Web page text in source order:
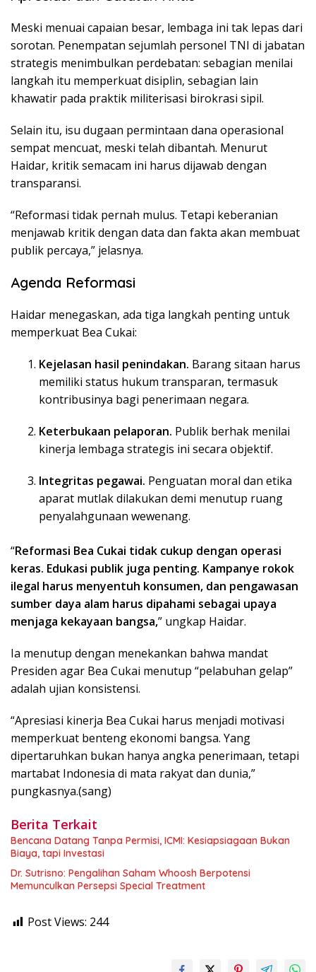
Meski menuai capaian besar, lembaga ini tak lepas dari
sorotan. Penempatan sejumlah personel TNI di jabatan
strategis menimbulkan perdebatan: sebagian menilai
langkah itu memperkuat disiplin, sebagian lain
khawatir pada praktik militerisasi birokrasi sipil.
Selain itu, isu dugaan permintaan dana operasional
sempat mencuat, meski telah dibantah. Menurut
Haidar, kritik semacam ini harus dijawab dengan
transparansi.
“Reformasi tidak pernah mulus. Tetapi keberanian
menjawab kritik dengan data dan fakta akan membuat
publik percaya,” jelasnya.
Agenda Reformasi
Haidar menegaskan, ada tiga langkah penting untuk
memperkuat Bea Cukai:
Kejelasan hasil penindakan. Barang sitaan harus
memiliki status hukum transparan, termasuk
kontribusinya bagi penerimaan negara.
Keterbukaan pelaporan. Publik berhak menilai
kinerja lembaga strategis ini secara objektif.
Integritas pegawai. Penguatan moral dan etika
aparat mutlak dilakukan demi menutup ruang
penyalahgunaan wewenang.
“Reformasi Bea Cukai tidak cukup dengan operasi
keras. Edukasi publik juga penting. Kampanye rokok
ilegal harus menyentuh konsumen, dan pengawasan
sumber daya alam harus dipahami sebagai upaya
menjaga kekayaan bangsa,” ungkap Haidar.
Ia menutup dengan menekankan bahwa mandat
Presiden agar Bea Cukai menutup “pelabuhan gelap”
adalah ujian konsistensi.
“Apresiasi kinerja Bea Cukai harus menjadi motivasi
memperkuat benteng ekonomi bangsa. Yang
dipertaruhkan bukan hanya angka penerimaan, tetapi
martabat Indonesia di mata rakyat dan dunia,”
pungkasnya.(sang)
Berita Terkait
Bencana Datang Tanpa Permisi, ICMI: Kesiapsiagaan Bukan
Biaya, tapi Investasi
Dr. Sutrisno: Pengalihan Saham Whoosh Berpotensi
Memunculkan Persepsi Special Treatment
Post Views: 244